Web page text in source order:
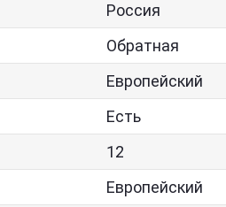
Россия
Обратная
Европейский
Есть
12
Европейский